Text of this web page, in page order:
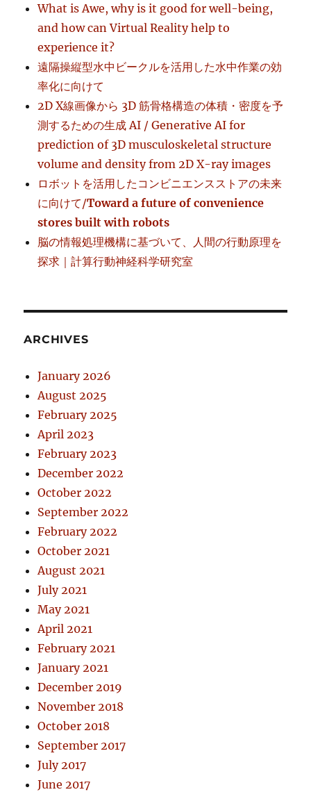
What is Awe, why is it good for well-being,
and how can Virtual Reality help to
experience it?
遠隔操縦型水中ビークルを活用した水中作業の効
率化に向けて
2D X線画像から 3D 筋骨格構造の体積・密度を予
測するための生成 AI / Generative AI for
prediction of 3D musculoskeletal structure
volume and density from 2D X-ray images
ロボットを活用したコンビニエンスストアの未来
に向けて/Toward a future of convenience
stores built with robots
脳の情報処理機構に基づいて、人間の行動原理を
探求｜計算行動神経科学研究室
ARCHIVES
January 2026
August 2025
February 2025
April 2023
February 2023
December 2022
October 2022
September 2022
February 2022
October 2021
August 2021
July 2021
May 2021
April 2021
February 2021
January 2021
December 2019
November 2018
October 2018
September 2017
July 2017
June 2017